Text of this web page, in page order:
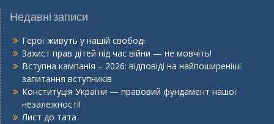
Недавні записи
Герої живуть у нашій свободі
Захист прав дітей під час війни — не мовчіть!
Вступна кампанія – 2026: відповіді на найпоширеніші
запитання вступників
Конституція України — правовий фундамент нашої
незалежності!
Лист до тата